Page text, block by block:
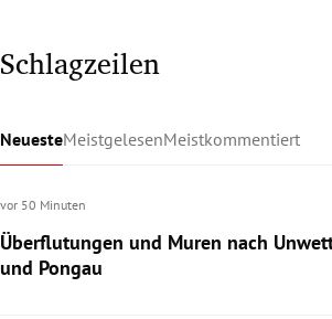
Schlagzeilen
NeuesteMeistgelesenMeistkommentiert
vor 50 Minuten
Überflutungen und Muren nach
und Pongau